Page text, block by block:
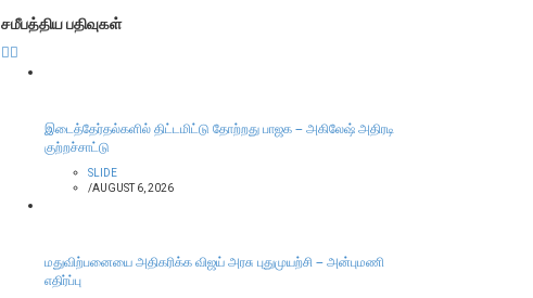
சமீபத்திய பதிவுகள்
இடைத்தேர்தல்களில் திட்டமிட்டு தோற்றது பாஜக – அகிலேஷ் அதிரடி
குற்றச்சாட்டு
SLIDE
/AUGUST 6, 2026
மதுவிற்பனையை அதிகரிக்க விஜய் அரசு புதுமுயற்சி – அன்புமணி
எதிர்ப்பு